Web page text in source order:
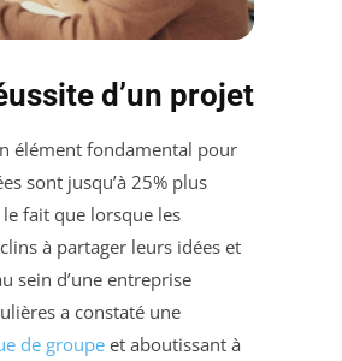
d’un projet
élément fondamental pour
sont jusqu’à 25% plus
fait que lorsque les
à partager leurs idées et
sein d’une entreprise
a constaté une
de groupeet aboutissant à